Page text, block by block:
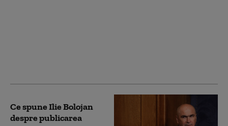
Ce spune Ilie Bolojan
despre publicarea